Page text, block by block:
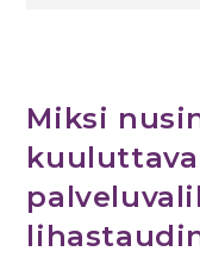
Miksi
kuuluttava